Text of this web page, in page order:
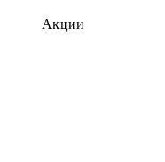
Акции